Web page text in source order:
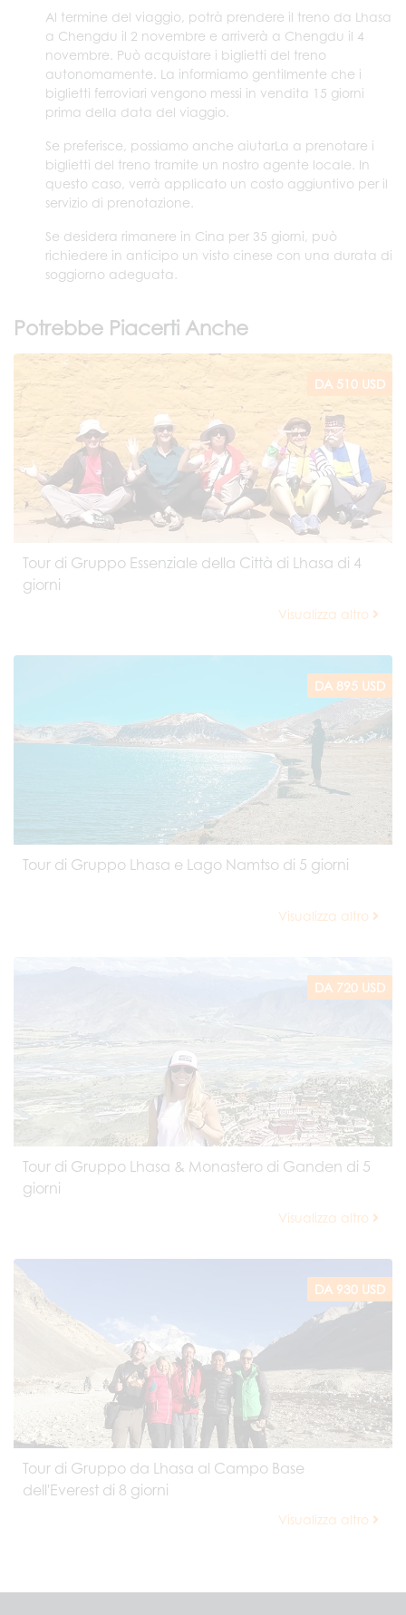
Al termine del viaggio, potrà prendere il treno da Lhasa
a Chengdu il 2 novembre e arriverà a Chengdu il 4
novembre. Può acquistare i biglietti del treno
autonomamente. La informiamo gentilmente che i
biglietti ferroviari vengono messi in vendita 15 giorni
prima della data del viaggio.
Se preferisce, possiamo anche aiutarLa a prenotare i
biglietti del treno tramite un nostro agente locale. In
questo caso, verrà applicato un costo aggiuntivo per il
servizio di prenotazione.
Se desidera rimanere in Cina per 35 giorni, può
richiedere in anticipo un visto cinese con una durata di
soggiorno adeguata.
Potrebbe Piacerti Anche
DA 510 USD
Tour di Gruppo Essenziale della Città di Lhasa di 4
giorni
Visualizza altro
DA 895 USD
Tour di Gruppo Lhasa e Lago Namtso di 5 giorni
Visualizza altro
DA 720 USD
Tour di Gruppo Lhasa & Monastero di Ganden di 5
giorni
Visualizza altro
DA 930 USD
Tour di Gruppo da Lhasa al Campo Base
dell'Everest di 8 giorni
Visualizza altro